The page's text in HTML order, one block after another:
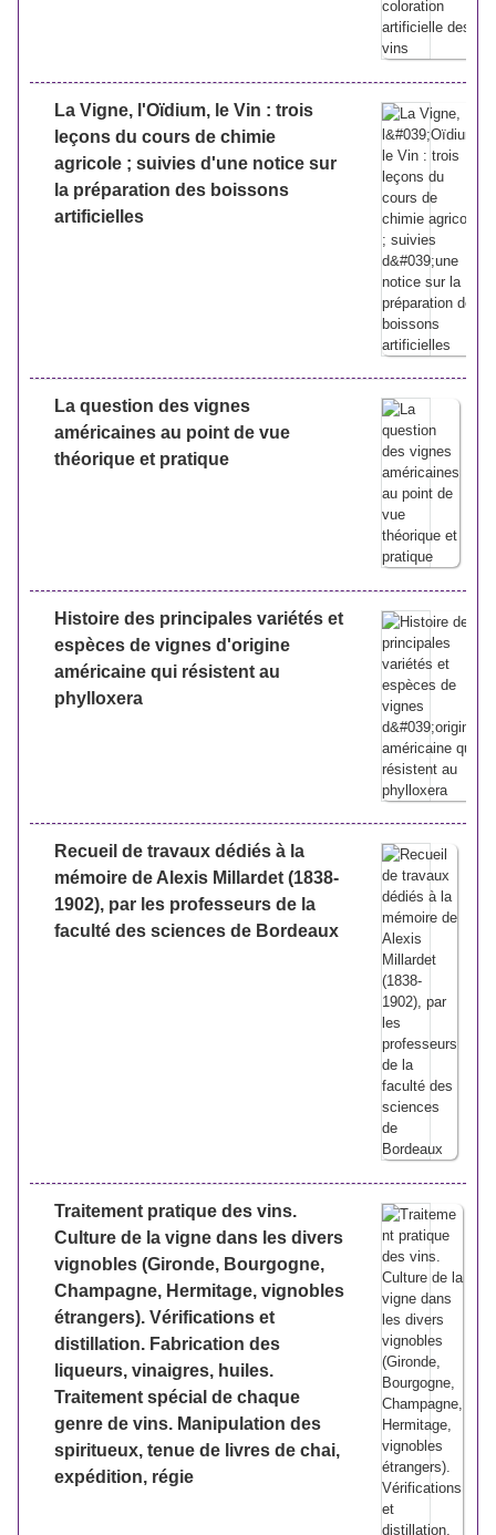
La Vigne, l'Oïdium, le Vin : trois
leçons du cours de chimie
agricole ; suivies d'une notice sur
la préparation des boissons
artificielles
La question des vignes
américaines au point de vue
théorique et pratique
Histoire des principales variétés et
espèces de vignes d'origine
américaine qui résistent au
phylloxera
Recueil de travaux dédiés à la
mémoire de Alexis Millardet (1838-
1902), par les professeurs de la
faculté des sciences de Bordeaux
Traitement pratique des vins.
Culture de la vigne dans les divers
vignobles (Gironde, Bourgogne,
Champagne, Hermitage, vignobles
étrangers). Vérifications et
distillation. Fabrication des
liqueurs, vinaigres, huiles.
Traitement spécial de chaque
genre de vins. Manipulation des
spiritueux, tenue de livres de chai,
expédition, régie